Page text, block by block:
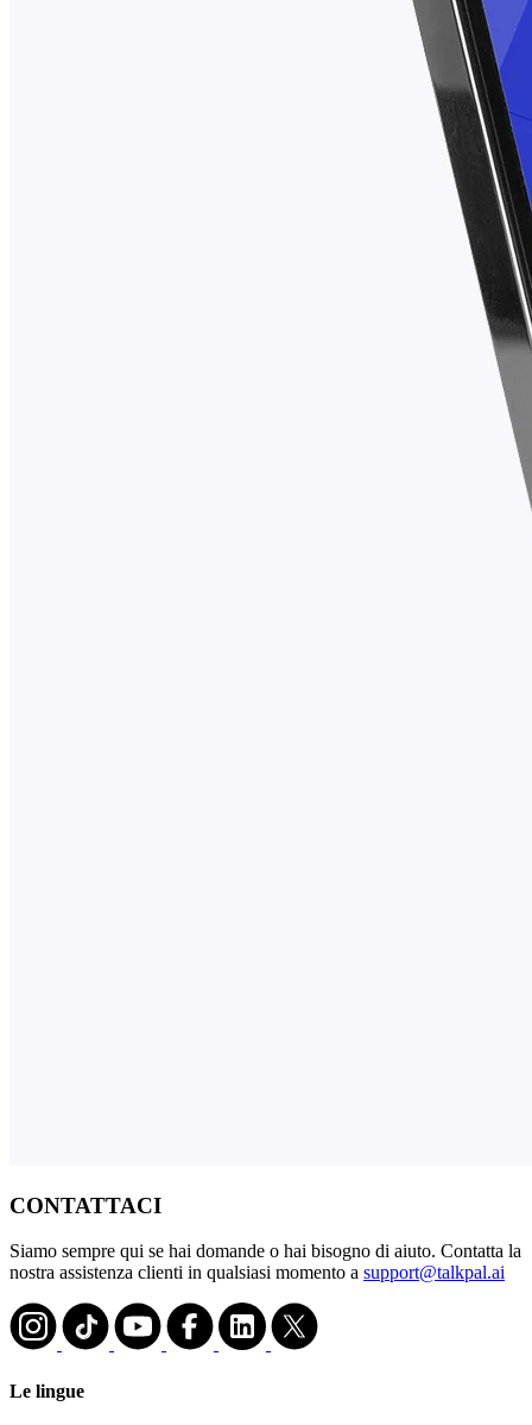
CONTATTACI
Siamo sempre qui se hai domande o hai bisogno di aiuto. Contatta la
nostra assistenza clienti in qualsiasi momento a support@talkpal.ai
Le lingue